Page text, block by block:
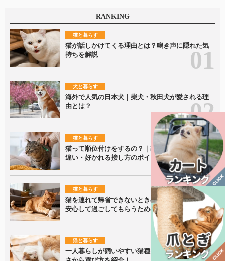
RANKING
猫と暮らす
猫が話しかけてくる理由とは？鳴き声に隠れた気
持ちを解説
犬と暮らす
海外で人気の日本犬｜柴犬・秋田犬が愛される理
由とは？
猫と暮らす
猫って順位付けをするの？｜家族内での接し方の
違い・好かれる接し方のポイントを解説！
猫と暮らす
猫を連れて帰省できないときの留守番ポイント｜
安心して過ごしてもらうための準備を解説
猫と暮らす
一人暮らしが飼いやすい猫種は？性格・飼いやす